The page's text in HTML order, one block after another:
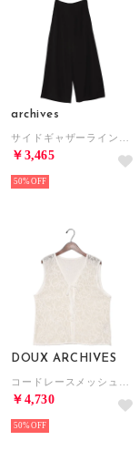
archives
￥3,465
50%
DOUX ARCHIVES
￥4,730
50%